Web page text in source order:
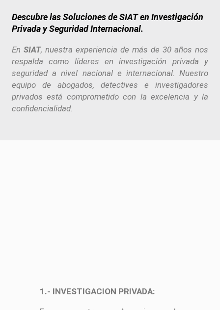
Descubre las Soluciones deSIATen Investigación
Privada y Seguridad Internacional.
En SIAT, nuestra experiencia de más de 30 años nos
respalda como líderes en investigación privada y
seguridad a nivel nacional e internacional. Nuestro
equipo de abogados, detectives e investigadores
privados está comprometido con la excelencia y la
confidencialidad.
1.- INVESTIGACION PRIVADA: